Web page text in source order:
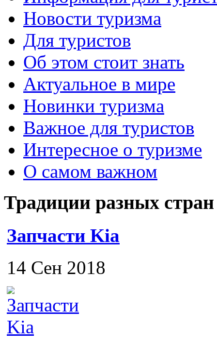
Новости туризма
Для туристов
Об этом стоит знать
Актуальное в мире
Новинки туризма
Важное для туристов
Интересное о туризме
О самом важном
Традиции разных стран
Запчасти Kia
14 Сен 2018